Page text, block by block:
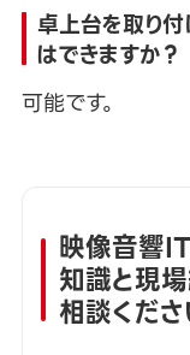
卓上台を取り
はできますか？
可能です。
映像音響IT
知識と現
相談くださ